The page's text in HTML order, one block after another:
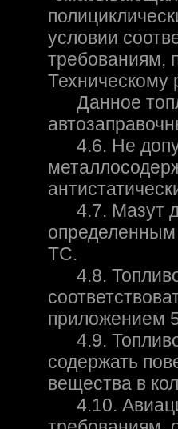
условии
требованиям,
Данное
4.6. Не
4.7. Мазут
определенным
ТС.
4.8. Топливо
приложением
4.9. Топливо
содержать
вещества в
4.10.